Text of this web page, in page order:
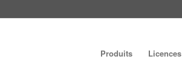
Produits Licences